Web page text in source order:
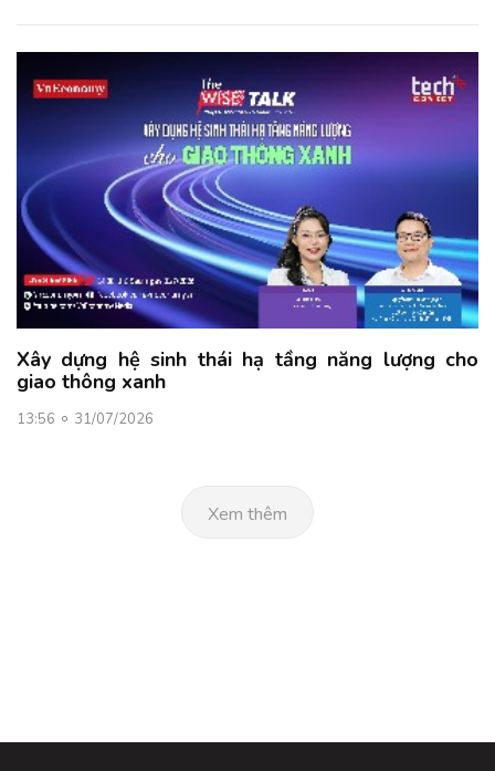
Xây dựng hệ sinh thái hạ tầng năng lượng cho
giao thông xanh
13:56 31/07/2026
Xem thêm